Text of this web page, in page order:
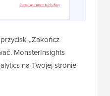
„Zakończ
MonsterInsights
na Twojej stronie